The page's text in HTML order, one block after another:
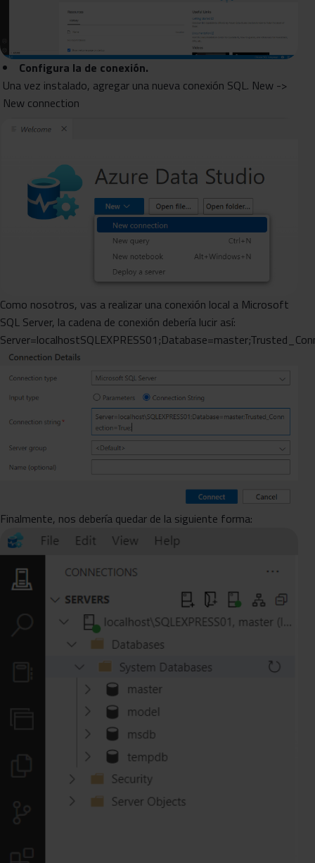
Configura la de conexión.
Una vez instalado, agregar una nueva conexión SQL. New ->
New connection
Como nosotros, vas a realizar una conexión local a Microsoft
SQL Server, la cadena de conexión debería lucir así:
Finalmente, nos debería quedar de la siguiente forma: